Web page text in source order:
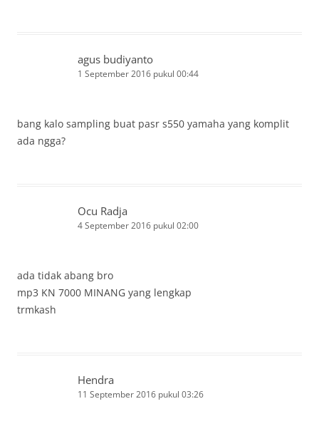
agus budiyanto
1 September 2016 pukul 00:44
bang kalo sampling buat pasr s550 yamaha yang komplit
ada ngga?
Ocu Radja
4 September 2016 pukul 02:00
ada tidak abang bro
mp3 KN 7000 MINANG yang lengkap
trmkash
Hendra
11 September 2016 pukul 03:26